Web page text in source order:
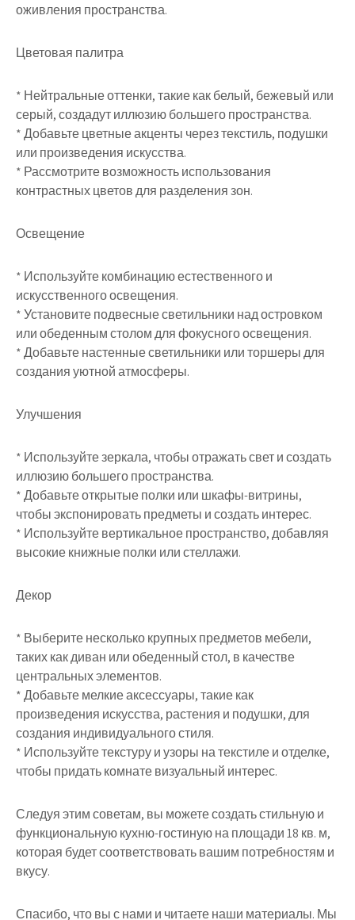
оживления пространства.
Цветовая палитра
* Нейтральные оттенки, такие как белый, бежевый или
серый, создадут иллюзию большего пространства.
* Добавьте цветные акценты через текстиль, подушки
или произведения искусства.
* Рассмотрите возможность использования
контрастных цветов для разделения зон.
Освещение
* Используйте комбинацию естественного и
искусственного освещения.
* Установите подвесные светильники над островком
или обеденным столом для фокусного освещения.
* Добавьте настенные светильники или торшеры для
создания уютной атмосферы.
Улучшения
* Используйте зеркала, чтобы отражать свет и создать
иллюзию большего пространства.
* Добавьте открытые полки или шкафы-витрины,
чтобы экспонировать предметы и создать интерес.
* Используйте вертикальное пространство, добавляя
высокие книжные полки или стеллажи.
Декор
* Выберите несколько крупных предметов мебели,
таких как диван или обеденный стол, в качестве
центральных элементов.
* Добавьте мелкие аксессуары, такие как
произведения искусства, растения и подушки, для
создания индивидуального стиля.
* Используйте текстуру и узоры на текстиле и отделке,
чтобы придать комнате визуальный интерес.
Следуя этим советам, вы можете создать стильную и
функциональную кухню-гостиную на площади 18 кв. м,
которая будет соответствовать вашим потребностям и
вкусу.
Спасибо, что вы с нами и читаете наши материалы. Мы